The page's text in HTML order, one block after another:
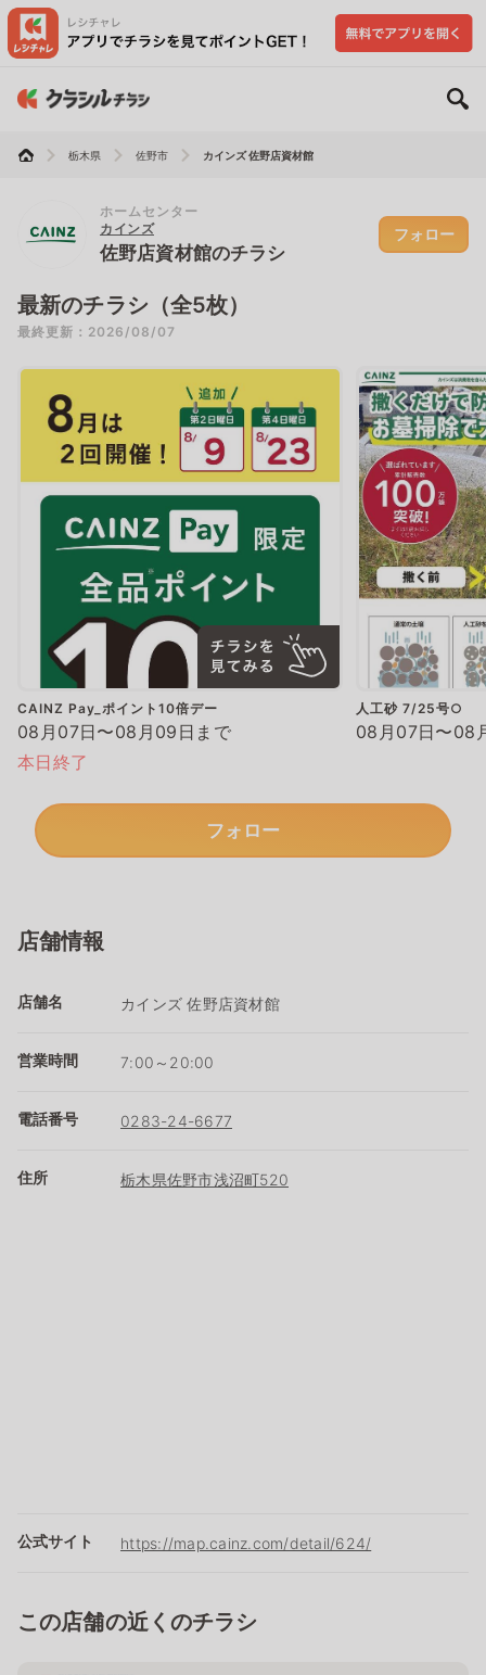
栃木県 佐野市 カインズ 佐野店資材館
ホームセンター
カインズ
佐野店資材館のチラシ
フォロー
最新のチラシ（全5枚）
最終更新：2026/08/07
CAINZ Pay_ポイント10倍デー
08月07日〜08月09日まで
本日終了
人工砂 7/25号○
08月07日〜08
フォロー
店舗情報
店舗名 カインズ 佐野店資材館
営業時間 7:00～20:00
電話番号 0283-24-6677
住所 栃木県佐野市浅沼町520
公式サイト https://map.cainz.com/detail/624/
この店舗の近くのチラシ